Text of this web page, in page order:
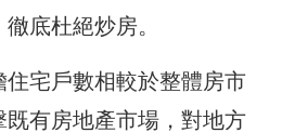
底杜絕炒房。
宅戶數相較於整體房市
有房地產市場，對地方